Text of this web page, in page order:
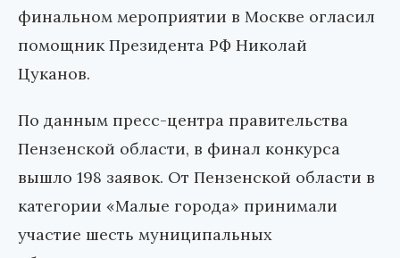
финальном мероприятии в Москве огласил
помощник Президента РФ Николай
Цуканов.
По данным пресс-центра правительства
Пензенской области, в финал конкурса
вышло 198 заявок. От Пензенской области в
категории «Малые города» принимали
участие шесть муниципальных